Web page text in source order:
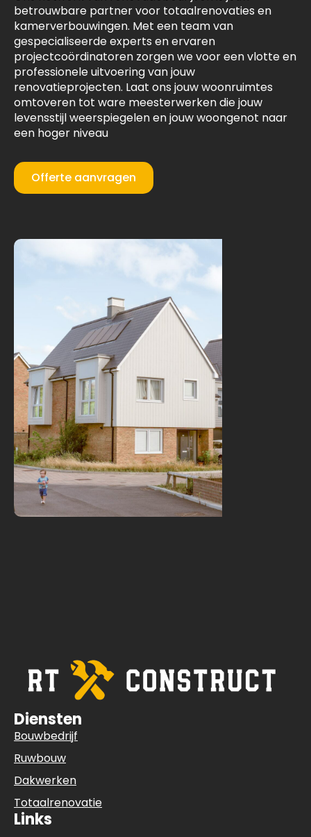
betrouwbare partner voor totaalrenovaties en
kamerverbouwingen. Met een team van
gespecialiseerde experts en ervaren
projectcoördinatoren zorgen we voor een vlotte en
professionele uitvoering van jouw
renovatieprojecten. Laat ons jouw woonruimtes
omtoveren tot ware meesterwerken die jouw
levensstijl weerspiegelen en jouw woongenot naar
een hoger niveau
Offerte aanvragen
Diensten
Bouwbedrijf
Ruwbouw
Dakwerken
Totaalrenovatie
Links